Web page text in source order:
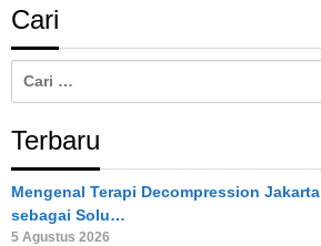
Cari
Terbaru
Mengenal Terapi Decompression Jakarta
sebagai Solu…
5 Agustus 2026